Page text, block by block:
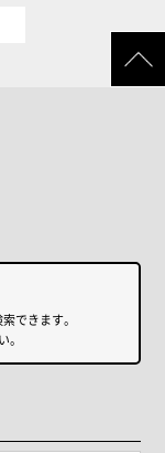
できます。
。